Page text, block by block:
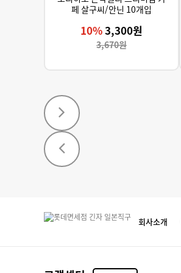
페 살구씨/안닌 10개입
10%3,300원
3,670원
회사소개